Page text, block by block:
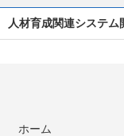
人材育成関連システム
ホーム